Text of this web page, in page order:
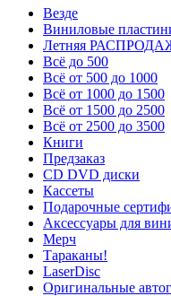
Везде
Виниловые
Летняя
Всё до 500
Всё от 500 до 1000
Всё от 1000 до 1500
Всё от 1500 до 2500
Всё от 2500 до 3500
Книги
Предзаказ
CD DVD диски
Кассеты
Подарочные
Аксессуары для
Мерч
Тараканы!
LaserDisc
Оригинальные